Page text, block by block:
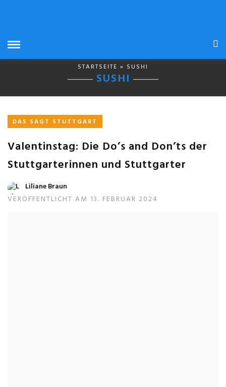
STARTSEITE » SUSHI
SUSHI
DAS SAGT STUTTGART
Valentinstag: Die Do’s and Don’ts der
Stuttgarterinnen und Stuttgarter
Liliane Braun
VERÖFFENTLICHT AM 13. FEBRUAR 2024